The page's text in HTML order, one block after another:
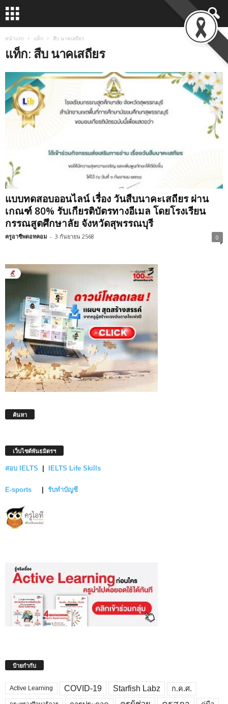
หน้าแรก แท็ก สืบ นาคเสถียร
แท็ก: สืบ นาคเสถียร
แบบทดสอบออนไลน์ เรื่อง วันสืบนาคะเสถียร ผ่าน
เกณฑ์ 80% รับเกียรติบัตรทางอีเมล โดยโรงเรียน
กรรณสูตศึกษาลัย จังหวัดสุพรรณบุรี
ครูอาชีพดอทคอม - 3 กันยายน 2568 0
ค้นหา
เว็บไซต์พันธมิตรฯ
สอบ IELTS IELTS Life Skills
E-sports รับทำบัญชี
ป้ายกำกับ
Active Learning COVID-19 Starfish Labz ก.ค.ศ.